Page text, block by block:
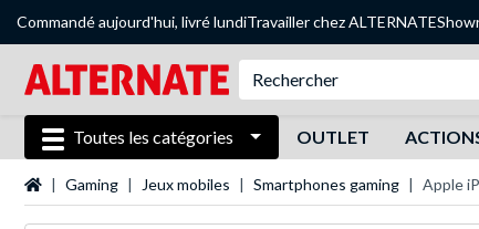
Commandé aujourd'hui, livré lundiTravailler chez ALTERNATE
Toutes les catégories OUTLET
Page d'accueil
Gaming Jeux mobiles Smartphones gaming Apple